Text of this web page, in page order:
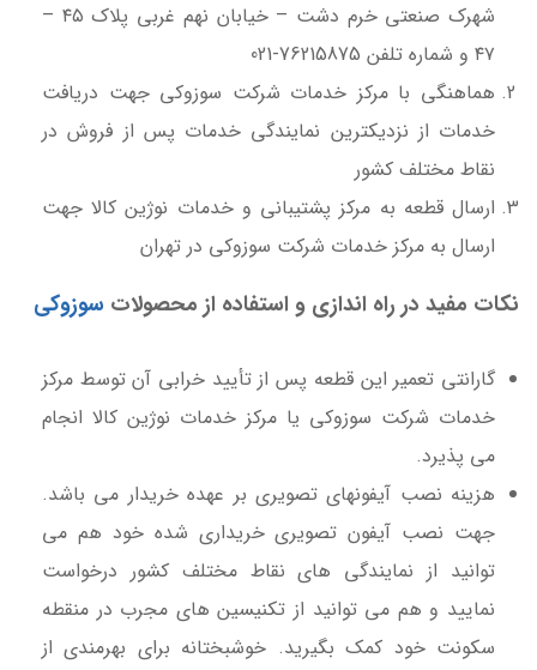
شهرک صنعتی خرم دشت – خیابان نهم غربی پلاک ۴۵ –
۴۷ و شماره تلفن 76215875-021
هماهنگی با مرکز خدمات شرکت سوزوکی جهت دریافت
خدمات از نزدیکترین نمایندگی خدمات پس از فروش در
نقاط مختلف کشور
ارسال قطعه به مرکز پشتیبانی و خدمات نوژین کالا جهت
ارسال به مرکز خدمات شرکت سوزوکی در تهران
نکات مفید در راه اندازی و استفاده از محصولات سوزوکی
گارانتی تعمیر این قطعه پس از تأیید خرابی آن توسط مرکز
خدمات شرکت سوزوکی یا مرکز خدمات نوژین کالا انجام
می پذیرد.
هزینه نصب آیفونهای تصویری بر عهده خریدار می باشد.
جهت نصب آیفون تصویری خریداری شده خود هم می
توانید از نمایندگی های نقاط مختلف کشور درخواست
نمایید و هم می توانید از تکنیسین های مجرب در منقطه
سکونت خود کمک بگیرید. خوشبختانه برای بهرمندی از